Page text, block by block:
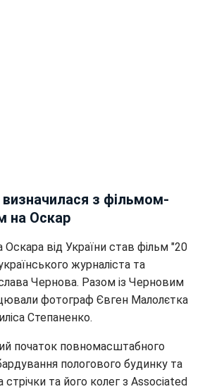
визначилася з фільмом-
на Оскар
від України став фільм "20
журналіста та
Чернова. Разом із Черновим
фотограф Євген Малолєтка
Степаненко.
початок повномасштабного
пологового будинку та
стрічки та його колег з Associated